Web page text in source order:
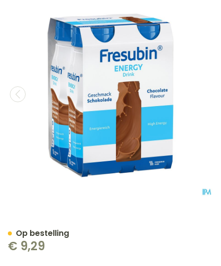
€ 9,29
Op bestelling